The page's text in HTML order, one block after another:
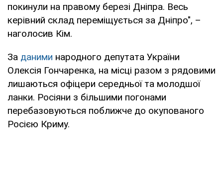
покинули на правому березі Дніпра. Весь
керівний склад переміщується за Дніпро", –
наголосив Кім.
За даними народного депутата України
Олексія Гончаренка, на місці разом з рядовими
лишаються офіцери середньої та молодшої
ланки. Росіяни з більшими погонами
перебазовуються поближче до окупованого
Росією Криму.